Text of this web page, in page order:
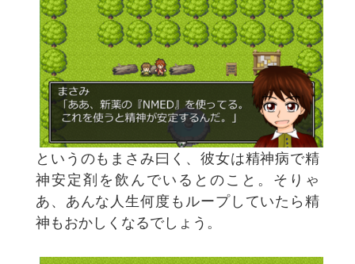
というのもまさみ曰く、彼女は精神病で精
神安定剤を飲んでいるとのこと。そりゃ
あ、あんな人生何度もループしていたら精
神もおかしくなるでしょう。